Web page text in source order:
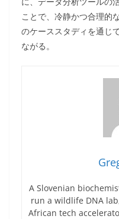
ことで、冷静かつ合理的
のケーススタディを通じ
ながる。
A Slovenian
run a wildlife DNA
African tech